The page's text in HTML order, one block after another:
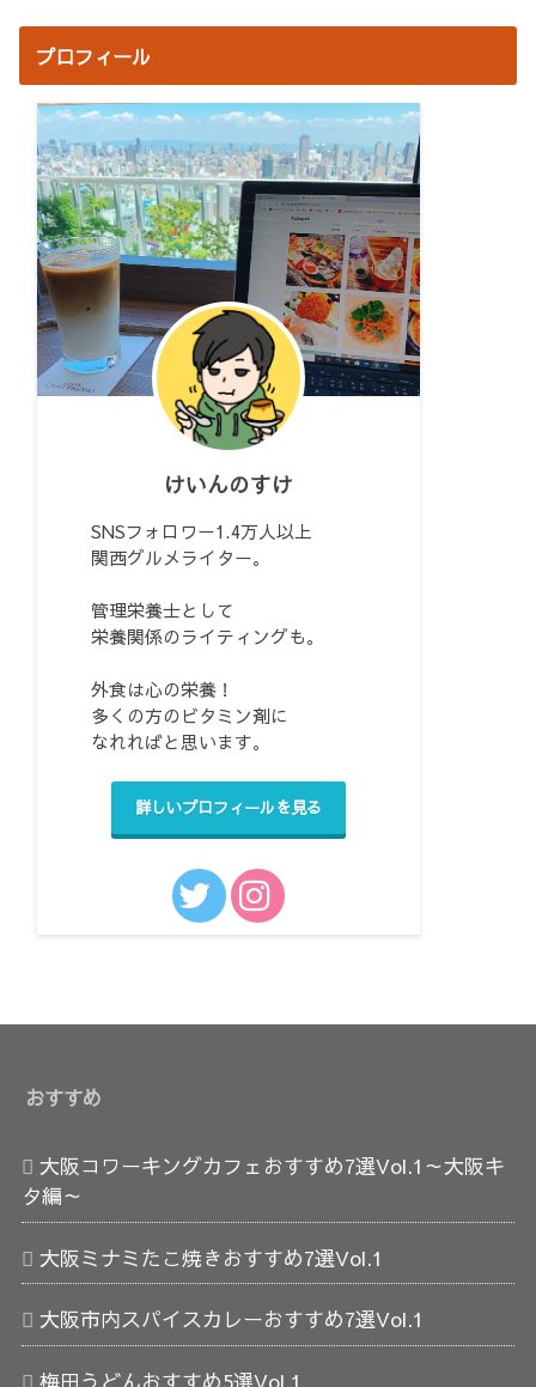
プロフィール
けいんのすけ
SNSフォロワー1.4万人以上
関西グルメライター。
管理栄養士として
栄養関係のライティングも。
外食は心の栄養！
多くの方のビタミン剤に
なれればと思います。
詳しいプロフィールを見る
おすすめ
大阪コワーキングカフェおすすめ7選Vol.1～大阪キ
タ編～
大阪ミナミたこ焼きおすすめ7選Vol.1
大阪市内スパイスカレーおすすめ7選Vol.1
梅田うどんおすすめ5選Vol.1